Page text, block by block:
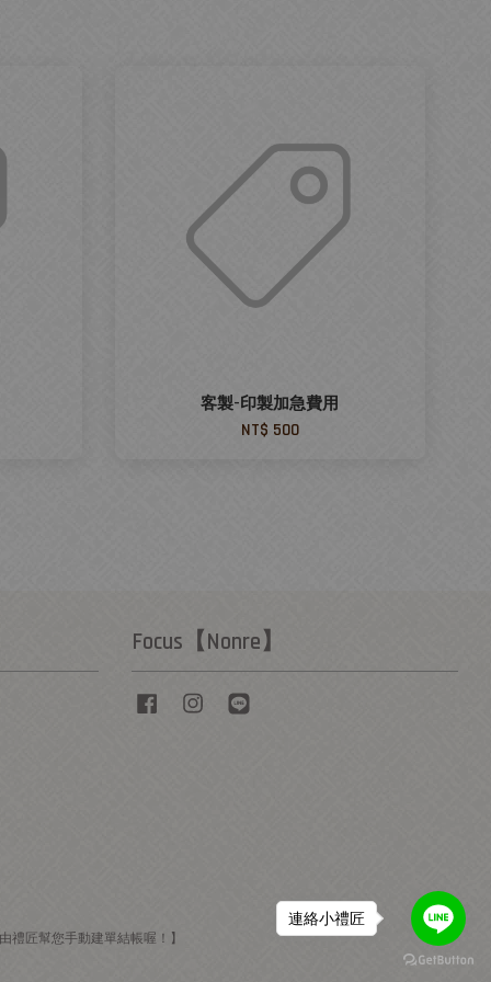
客製-印製加急費用
NT$ 500
Focus【Nonre】
Facebook Instagram
禮匠幫您手動建單結帳喔！】
連絡小禮匠